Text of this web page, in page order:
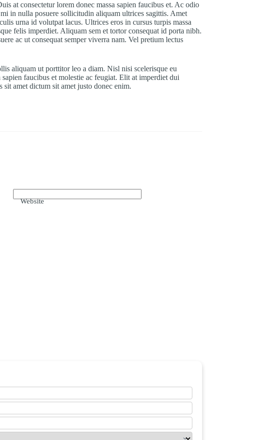
at consectetur lorem donec massa sapien faucibus et. Ac odio
in nulla posuere sollicitudin aliquam ultrices sagittis. Amet
urna id volutpat lacus. Ultrices eros in cursus turpis massa
felis imperdiet. Aliquam sem et tortor consequat id porta nibh.
ac ut consequat semper viverra nam. Vel pretium lectus
aliquam ut porttitor leo a diam. Nisl nisi scelerisque eu
faucibus et molestie ac feugiat. Elit at imperdiet dui
amet dictum sit amet justo donec enim.
Website